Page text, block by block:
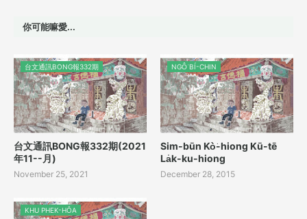
你可能嘛愛...
台文通訊BONG報332期
台文通訊BONG報332期(2021
年11--月)
November 25, 2021
NGÔ͘ BÍ-CHIN
Sim-būn Kò͘-hiong Kū-tē
La̍k-ku-hiong
December 28, 2015
KHU PHEK-HÔA